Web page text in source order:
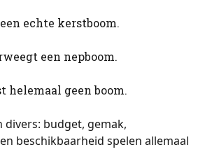
echte kerstboom.
een nepboom.
helemaal geen boom.
divers: budget, gemak,
beschikbaarheid spelen allemaal